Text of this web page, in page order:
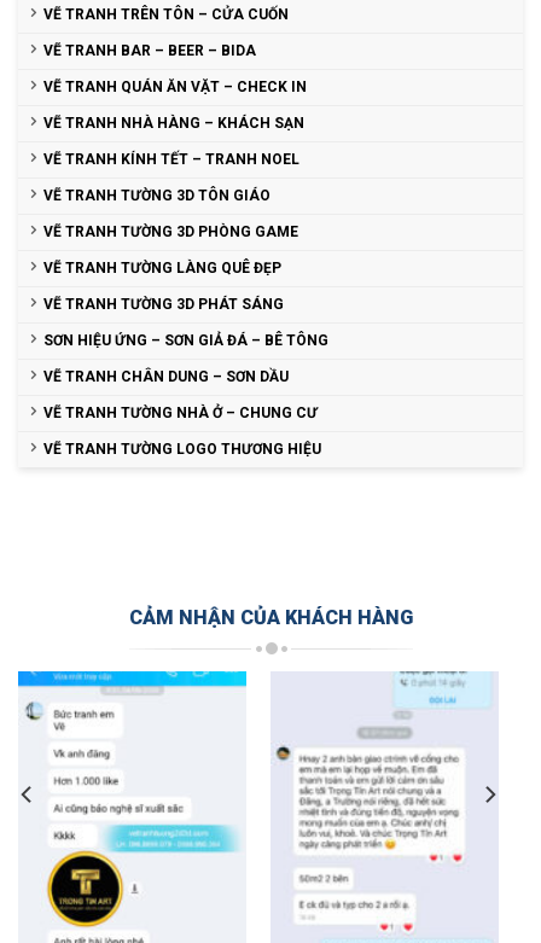
VẼ TRANH TRÊN TÔN – CỬA CUỐN
VẼ TRANH BAR – BEER – BIDA
VẼ TRANH QUÁN ĂN VẶT – CHECK IN
VẼ TRANH NHÀ HÀNG – KHÁCH SẠN
VẼ TRANH KÍNH TẾT – TRANH NOEL
VẼ TRANH TƯỜNG 3D TÔN GIÁO
VẼ TRANH TƯỜNG 3D PHÒNG GAME
VẼ TRANH TƯỜNG LÀNG QUÊ ĐẸP
VẼ TRANH TƯỜNG 3D PHÁT SÁNG
SƠN HIỆU ỨNG – SƠN GIẢ ĐÁ – BÊ TÔNG
VẼ TRANH CHÂN DUNG – SƠN DẦU
VẼ TRANH TƯỜNG NHÀ Ở – CHUNG CƯ
VẼ TRANH TƯỜNG LOGO THƯƠNG HIỆU
CẢM NHẬN CỦA KHÁCH HÀNG